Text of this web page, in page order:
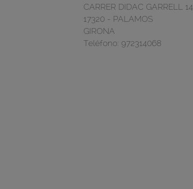
CARRER DIDAC GARRELL 14
17320 - PALAMOS
GIRONA
Teléfono: 972314068